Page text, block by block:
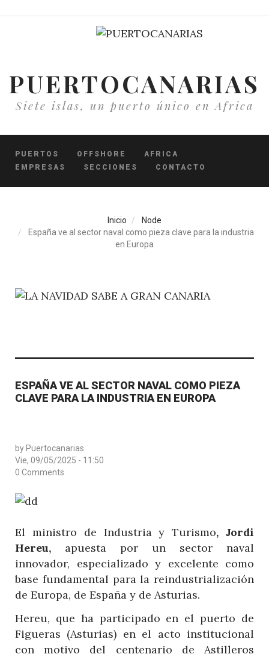
PUERTOCANARIAS
Siete islas, un puerto único en Africa
PUERTOS OFFSHORE
AFRICA
EMPRESAS
SECCIONES CONTACTO
Inicio
Node
España ve al sector naval como pieza clave para la industria
en Europa
ESPAÑA VE AL SECTOR NAVAL COMO PIEZA
CLAVE PARA LA INDUSTRIA EN EUROPA
by Puertocanarias
Vie, 09/05/2025 - 11:50
0 Comments
El ministro de Industria y Turismo, Jordi
Hereu, apuesta por un sector naval
innovador, especializado y excelente como
base fundamental para la reindustrialización
de Europa, de España y de Asturias.
Hereu, que ha participado en el puerto de
Figueras (Asturias) en el acto institucional
con motivo del centenario de Astilleros